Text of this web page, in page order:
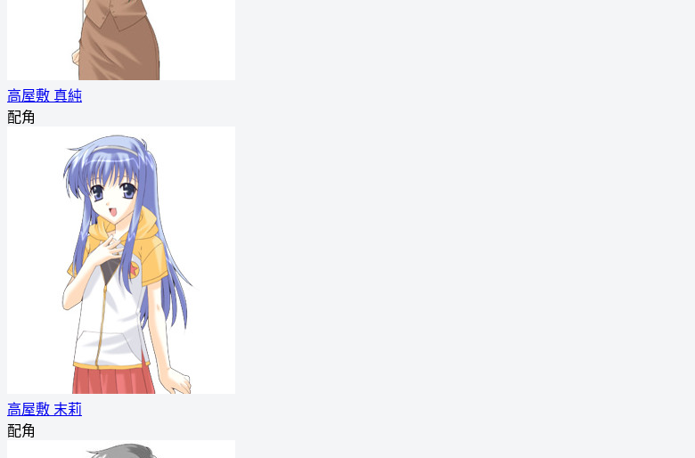
高屋敷 真純
配角
高屋敷 末莉
配角